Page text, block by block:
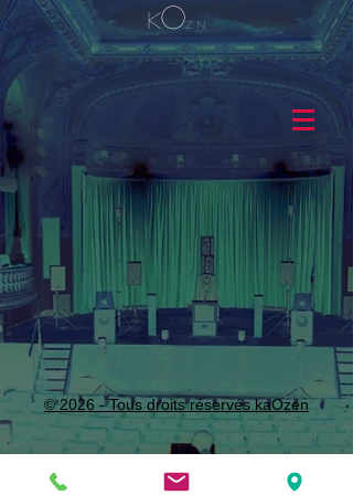
kOz n
© 2026 - Tous droits réservés kaOzen